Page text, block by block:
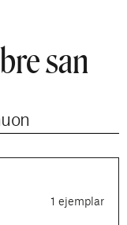
san
1 ejemplar